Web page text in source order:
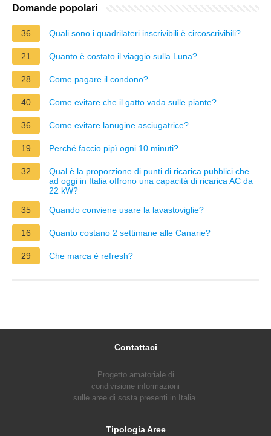
Domande popolari
36 Quali sono i quadrilateri inscrivibili è circoscrivibili?
21 Quanto è costato il viaggio sulla Luna?
28 Come pagare il condono?
40 Come evitare che il gatto vada sulle piante?
36 Come evitare lanugine asciugatrice?
19 Perché faccio pipì ogni 10 minuti?
32
Qual è la proporzione di punti di ricarica pubblici che
ad oggi in Italia offrono una capacità di ricarica AC da
22 kW?
35
Quando conviene usare la lavastoviglie?
16 Quanto costano 2 settimane alle Canarie?
29 Che marca è refresh?
Contattaci
Progetto amatoriale di
condivisione informazioni
sulle aree di sosta presenti in Italia.
Tipologia Aree